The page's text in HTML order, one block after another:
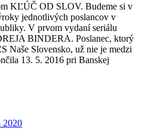
KĽÚČ OD SLOV. Budeme si v
jednotlivých poslancov v
V prvom vydaní seriálu
BINDERA. Poslanec, ktorý
Naše Slovensko, už nie je medzi
13. 5. 2016 pri Banskej
2020